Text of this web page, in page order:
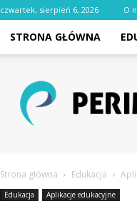
czwartek, sierpień 6, 2026 O
STRONA GŁÓWNA
perimet.pl
Strona główna Edukacja
Edukacja Aplikacje edukacyjne